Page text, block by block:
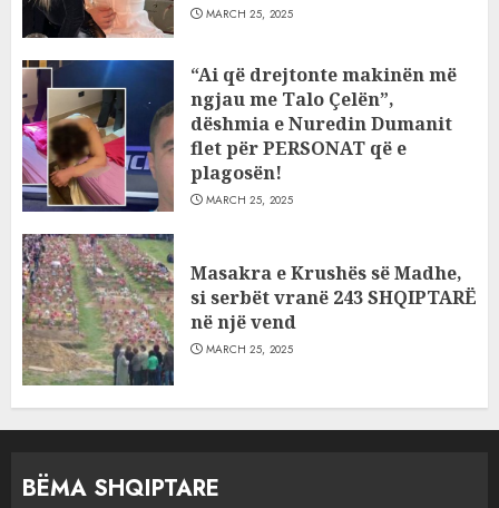
MARCH 25, 2025
“Ai që drejtonte makinën më
ngjau me Talo Çelën”,
dëshmia e Nuredin Dumanit
flet për PERSONAT që e
plagosën!
MARCH 25, 2025
Masakra e Krushës së Madhe,
si serbët vranë 243 SHQIPTARË
në një vend
MARCH 25, 2025
BËMA SHQIPTARE